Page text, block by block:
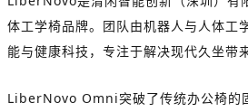
体工学椅品牌。团队由机器人与人体工
能与健康科技，专注于解决现代久坐带
LiberNovo Omni突破了传统办公椅的